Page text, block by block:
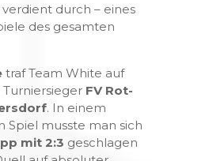
durch – eines
des gesamten
traf Team White auf
FV Rot-
. In einem
Spiel musste man sich
mit 2:3 geschlagen